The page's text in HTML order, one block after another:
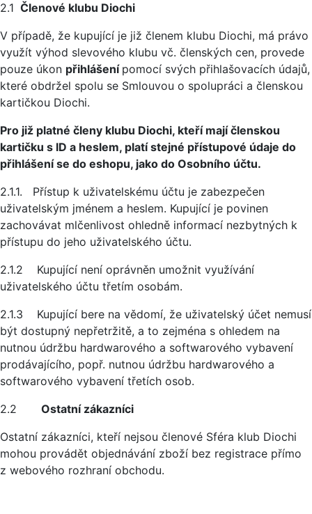
2.1 Členové klubu Diochi
V případě, že kupující je již členem klubu Diochi, má právo
využít výhod slevového klubu vč. členských cen, provede
pouze úkon přihlášení pomocí svých přihlašovacích údajů,
které obdržel spolu se Smlouvou o spolupráci a členskou
kartičkou Diochi.
Pro již platné členy klubu Diochi, kteří mají členskou
kartičku s ID a heslem, platí stejné přístupové údaje do
přihlášení se do eshopu, jako do Osobního účtu.
2.1.1. Přístup k uživatelskému účtu je zabezpečen
uživatelským jménem a heslem. Kupující je povinen
zachovávat mlčenlivost ohledně informací nezbytných k
přístupu do jeho uživatelského účtu.
2.1.2 Kupující není oprávněn umožnit využívání
uživatelského účtu třetím osobám.
2.1.3 Kupující bere na vědomí, že uživatelský účet nemusí
být dostupný nepřetržitě, a to zejména s ohledem na
nutnou údržbu hardwarového a softwarového vybavení
prodávajícího, popř. nutnou údržbu hardwarového a
softwarového vybavení třetích osob.
2.2 Ostatní zákazníci
Ostatní zákazníci, kteří nejsou členové Sféra klub Diochi
mohou provádět objednávání zboží bez registrace přímo
z webového rozhraní obchodu.